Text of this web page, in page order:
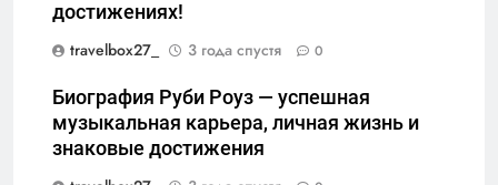
достижениях!
travelbox27_
3 года спустя 0
Биография Руби Роуз — успешная
музыкальная карьера, личная жизнь и
знаковые достижения